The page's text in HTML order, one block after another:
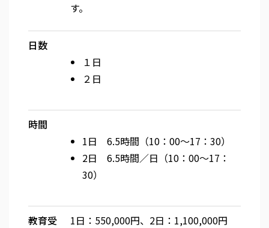
す。
日数
１日
２日
時間
1日 6.5時間（10：00～17：30）
2日 6.5時間／日（10：00～17：
30）
教育受
1日：550,000円、2日：1,100,000円